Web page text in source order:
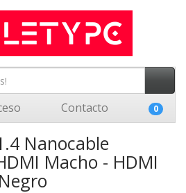
Contacto 0
Nanocable
Macho - HDMI